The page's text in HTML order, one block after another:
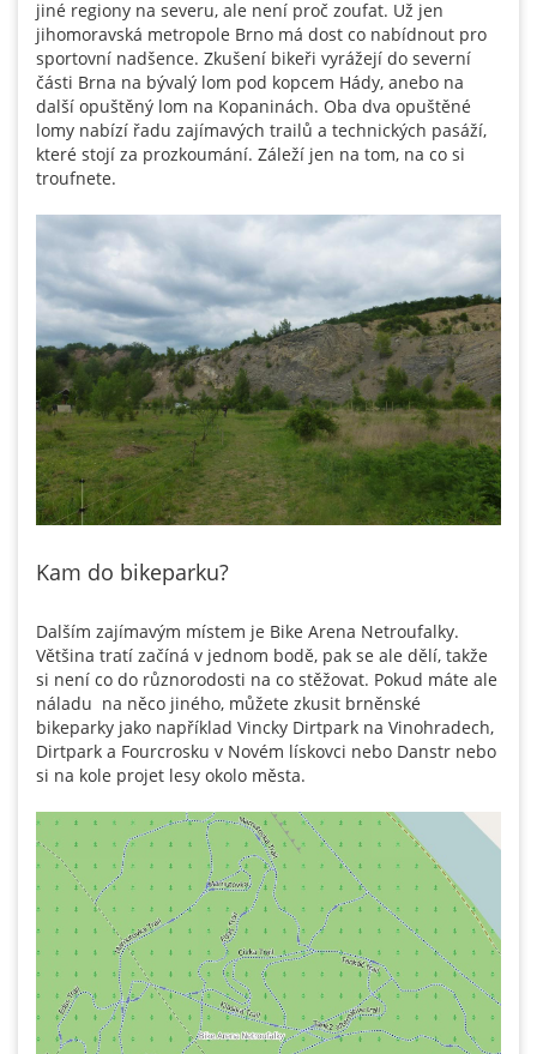
jiné regiony na severu, ale není proč zoufat. Už jen
jihomoravská metropole Brno má dost co nabídnout pro
sportovní nadšence. Zkušení bikeři vyrážejí do severní
části Brna na bývalý lom pod kopcem Hády, anebo na
další opuštěný lom na Kopaninách. Oba dva opuštěné
lomy nabízí řadu zajímavých trailů a technických pasáží,
které stojí za prozkoumání. Záleží jen na tom, na co si
troufnete.
Kam do bikeparku?
Dalším zajímavým místem je Bike Arena Netroufalky.
Většina tratí začíná v jednom bodě, pak se ale dělí, takže
si není co do různorodosti na co stěžovat. Pokud máte ale
náladu na něco jiného, můžete zkusit brněnské
bikeparky jako například Vincky Dirtpark na Vinohradech,
Dirtpark a Fourcrosku v Novém lískovci nebo Danstr nebo
si na kole projet lesy okolo města.